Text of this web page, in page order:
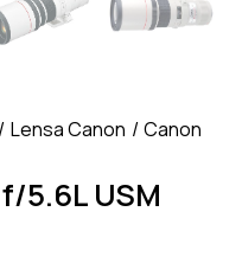
Lensa Canon
Canon
5.6L USM